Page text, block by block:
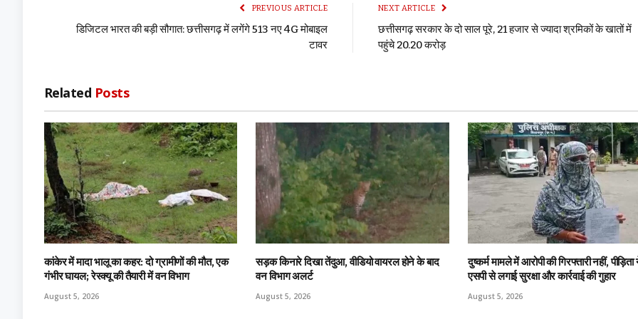
PREVIOUS ARTICLE
डिजिटल भारत की बड़ी सौगात: छत्तीसगढ़ में लगेंगे 513 नए 4G मोबाइल
टावर
NEXT ARTICLE
छत्तीसगढ़ सरकार के दो साल पूरे, 21 हजार से ज्यादा श्रमिकों के खातों में
पहुंचे 20.20 करोड़
Related Posts
कांकेर में मादा भालू का कहर: दो ग्रामीणों की मौत, एक
गंभीर घायल; रेस्क्यू की तैयारी में वन विभाग
August 5, 2026
सड़क किनारे दिखा तेंदुआ, वीडियो वायरल होने के बाद
वन विभाग अलर्ट
August 5, 2026
दुष्कर्म मामले में आरोपी की गिरफ्तारी नहीं, पीड़िता
एसपी से लगाई सुरक्षा और कार्रवाई की गुहार
August 5, 2026